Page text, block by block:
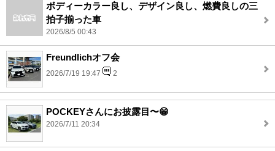
ボディーカラー良し、デザイン良し、燃費良しの三
拍子揃った車
2026/8/5 00:43
Freundlichオフ会
2026/7/19 19:47 2
POCKEYさんにお披露目〜😁
2026/7/11 20:34